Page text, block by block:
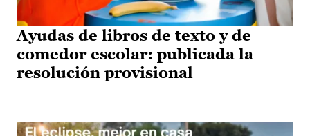
Ayudas de libros de texto y de
comedor escolar: publicada la
resolución provisional